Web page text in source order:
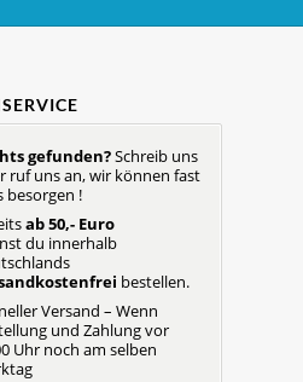
gefunden?Schreib uns
ruf uns an, wir können fast
besorgen !
ab 50,- Euro
du innerhalb
bestellen.
Versand – Wenn
und Zahlung vor
Uhr noch am selben